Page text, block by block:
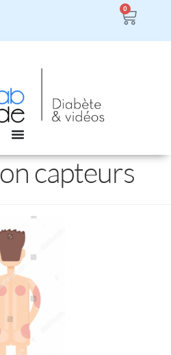
0
capteurs